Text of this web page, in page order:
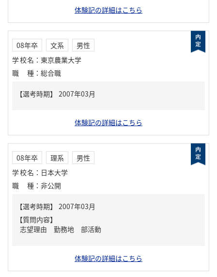
体験記の詳細はこちら
08年卒 文系
男性
学校名 ： 東京農業大学
職種 ： 総合職
体験記の詳細はこちら
08年卒 理系
男性
学校名 ： 日本大学
職種 ： 非公開
【質問内容】
志望理由 勤務地 部活動
体験記の詳細はこちら